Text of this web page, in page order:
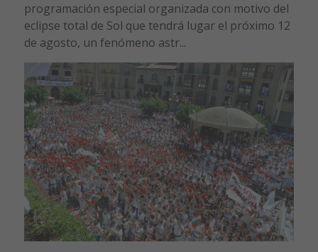
programación especial organizada con motivo del
eclipse total de Sol que tendrá lugar el próximo 12
de agosto, un fenómeno astr...